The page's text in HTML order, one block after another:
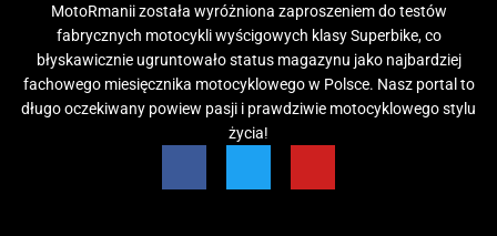
MotoRmanii została wyróżniona zaproszeniem do testów
fabrycznych motocykli wyścigowych klasy Superbike, co
błyskawicznie ugruntowało status magazynu jako najbardziej
fachowego miesięcznika motocyklowego w Polsce. Nasz portal to
długo oczekiwany powiew pasji i prawdziwie motocyklowego stylu
życia!